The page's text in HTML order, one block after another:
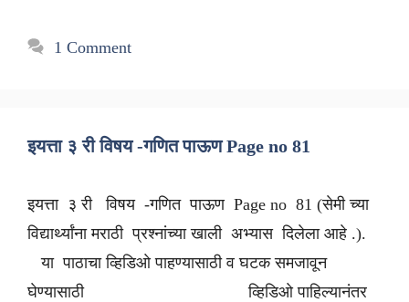
1 Comment
इयत्ता ३ री विषय -गणित पाऊण Page no 81
इयत्ता ३ री विषय -गणित पाऊण Page no 81 (सेमी च्या
विद्यार्थ्यांना मराठी प्रश्नांच्या खाली अभ्यास दिलेला आहे .).
या पाठाचा व्हिडिओ पाहण्यासाठी व घटक समजावून
घेण्यासाठी व्हिडिओ पाहिल्यानंतर